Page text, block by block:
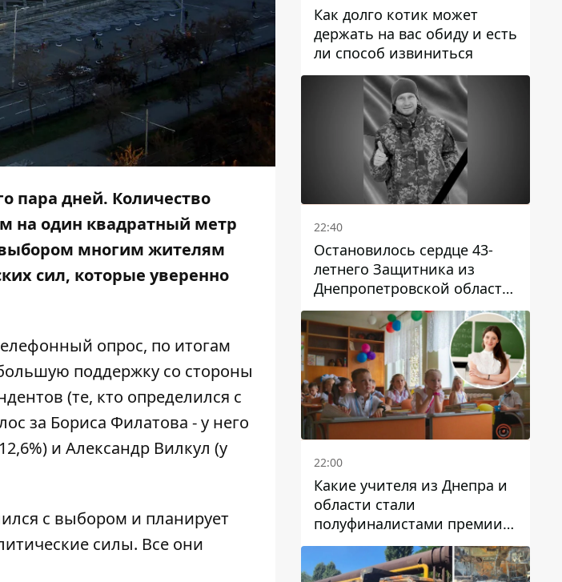
пара дней. Количество
на один квадратный метр
выбором многим жителям
сил, которые уверенно
опрос, по итогам
поддержку со стороны
(те, кто определился с
за Бориса Филатова - у него
и Александр Вилкул (у
с выбором и планирует
силы. Все они
Как долго котик может
держать на вас обиду и есть
ли способ извиниться
22:40
Остановилось сердце 43-
летнего Защитника из
Днепропетровской области
Евгения Зинченко
22:00
Какие учителя из Днепра и
области стали
полуфиналистами премии
Global Teacher Prize Ukraine
2026